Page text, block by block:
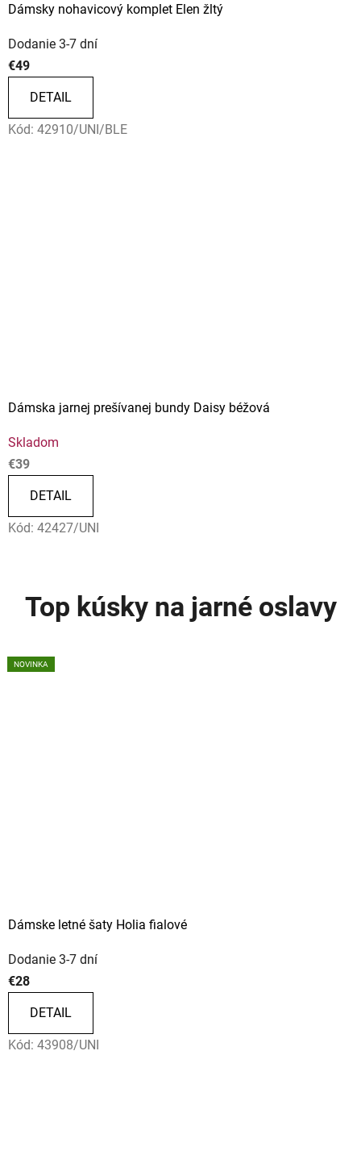
Dámsky nohavicový komplet Elen žltý
Dodanie 3-7 dní
€49
DETAIL
Kód: 42910/UNI/BLE
Dámska jarnej prešívanej bundy Daisy béžová
Skladom
€39
DETAIL
Kód: 42427/UNI
Top kúsky na jarné oslavy
NOVINKA
Dámske letné šaty Holia fialové
Dodanie 3-7 dní
€28
DETAIL
Kód: 43908/UNI
NOVINKA
NOVINKA
NOVINKA